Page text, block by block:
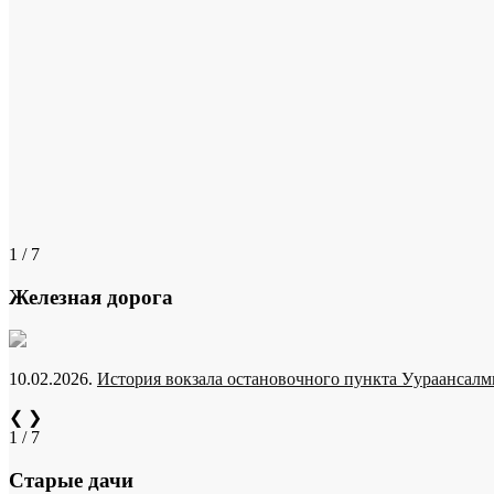
1 / 7
Железная дорога
10.02.2026. История вокзала остановочного пункта
❮ ❯
1 / 7
Старые дачи